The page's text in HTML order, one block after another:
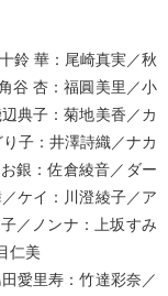
鈴 華：尾崎真実／秋
谷 杏：福圓美里／小
典子：菊地美香／カ
子：井澤詩織／ナカ
銀：佐倉綾音／ダー
ケイ：川澄綾子／ア
／ノンナ：上坂すみ
仁美
愛里寿：竹達彩奈／